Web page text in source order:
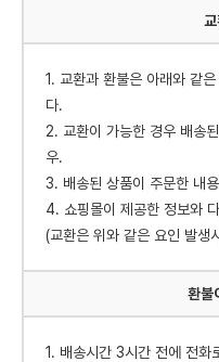
1. 교환과 환불은 아래와 같
다.
2. 교환이 가능한 경우 배송
우.
3. 배송된 상품이 주문한 내
4. 쇼핑몰이 제공한 정보와
(교환은 위와 같은 요인 발생
환불
1. 배송시간 3시간 전에 전화